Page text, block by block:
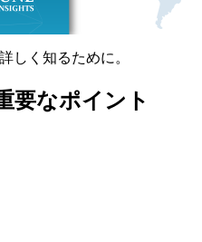
しく知るために。
要なポイント